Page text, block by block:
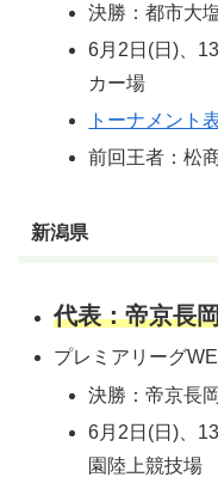
決勝：都市大
6月2日(日)、
カー場
トーナメント
前回王者：松
新潟県
代表：帝京長
プレミアリーグ
決勝：帝京長
6月2日(日)、
園陸上競技場